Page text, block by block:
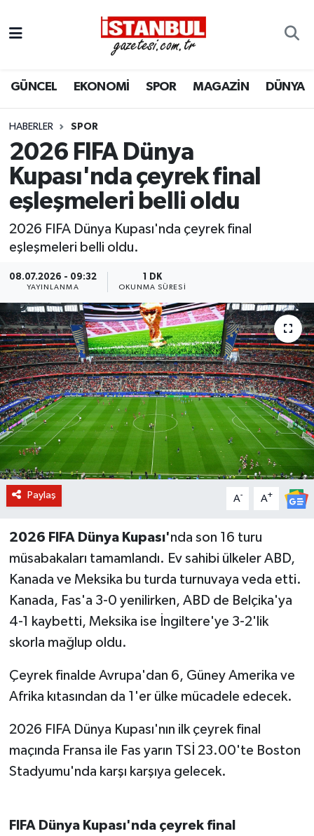
GÜNCEL EKONOMİ SPOR MAGAZİN DÜNYA
HABERLER SPOR
2026 FIFA Dünya
Kupası'nda çeyrek final
eşleşmeleri belli oldu
2026 FIFA Dünya Kupası'nda çeyrek final
eşleşmeleri belli oldu.
08.07.2026 - 09:32
YAYINLANMA
1 DK
OKUNMA SÜRESI
Paylaş A- A+
2026 FIFA Dünya Kupası'nda son 16 turu
müsabakaları tamamlandı. Ev sahibi ülkeler ABD,
Kanada ve Meksika bu turda turnuvaya veda etti.
Kanada, Fas'a 3-0 yenilirken, ABD de Belçika'ya
4-1 kaybetti, Meksika ise İngiltere'ye 3-2'lik
skorla mağlup oldu.
Çeyrek finalde Avrupa'dan 6, Güney Amerika ve
Afrika kıtasından da 1'er ülke mücadele edecek.
2026 FIFA Dünya Kupası'nın ilk çeyrek final
maçında Fransa ile Fas yarın TSİ 23.00'te Boston
Stadyumu'nda karşı karşıya gelecek.
FIFA Dünya Kupası'nda çeyrek final
EKONOMİ
İSTANBUL
DÜNYA
SPOR
MAGAZİN
SAĞLIK
BİLİM VE TEKNOLOJİ
OTOMOBİL
KURUMSAL
Nöbetçi Eczaneler
Hava Durumu
Trafik Durumu
Süper Lig Puan Durumu ve Fikstür
Tüm Manşetler
Son Dakika Haberleri